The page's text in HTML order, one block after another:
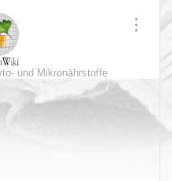
und Mikronährstoffe